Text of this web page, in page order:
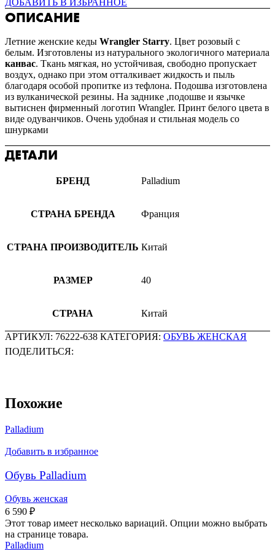
ДОБАВИТЬ В ИЗБРАННОЕ
ОПИСАНИЕ
Летние женские кеды Wrangler Starry. Цвет розовый с
белым. Изготовлены из натурального экологичного материала
канвас. Ткань мягкая, но устойчивая, свободно пропускает
воздух, однако при этом отталкивает жидкость и пыль
благодаря особой пропитке из тефлона. Подошва изготовлена
из вулканической резины. На заднике ,подошве и язычке
вытиснен фирменный логотип Wrangler. Принт белого цвета в
виде одуванчиков. Очень удобная и стильная модель со
шнурками
ДЕТАЛИ
БРЕНД Palladium
СТРАНА БРЕНДА Франция
СТРАНА ПРОИЗВОДИТЕЛЬ Китай
РАЗМЕР 40
СТРАНА Китай
АРТИКУЛ: 76222-638 КАТЕГОРИЯ: ОБУВЬ ЖЕНСКАЯ
ПОДЕЛИТЬСЯ:
Похожие
Palladium
Добавить в избранное
Обувь Palladium
Обувь женская
6 590 ₽
Этот товар имеет несколько вариаций. Опции можно выбрать
на странице товара.
Palladium